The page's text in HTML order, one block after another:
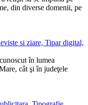
din diverse domenii, pe
si ziare, Tipar digital,
în lumea
cât şi în judeţele